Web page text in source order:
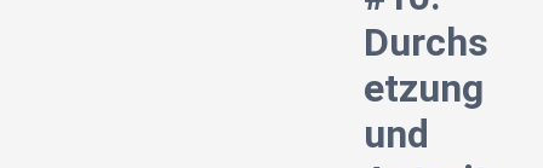
Durchs
etzung
und